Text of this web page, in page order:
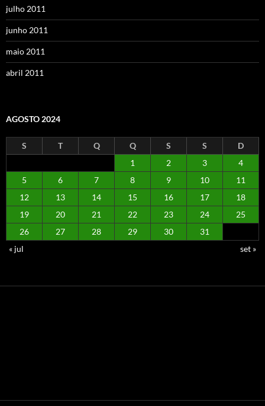
julho 2011
junho 2011
maio 2011
abril 2011
AGOSTO 2024
S T Q Q S S
D
1
2 3
4
5
6 7 8 9 10
11
12
13 14 15 16 17
18
19
20 21 22 23 24
25
26
27 28 29 30
31
« jul
set »